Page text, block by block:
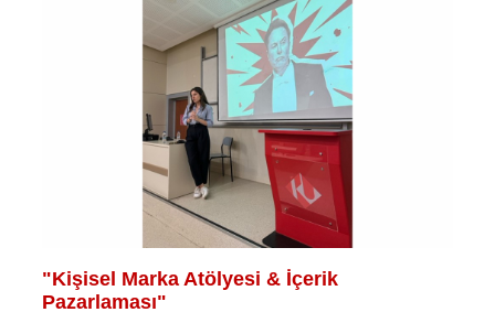
"Kişisel Marka Atölyesi & İçerik
Pazarlaması"